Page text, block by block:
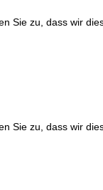
Sie zu, dass wir
Sie zu, dass wir